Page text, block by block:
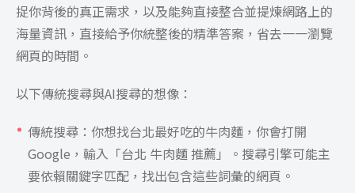
捉你背後的真正需求，以及能夠直接整合並提煉網路上的
海量資訊，直接給予你統整後的精準答案，省去一一瀏覽
網頁的時間。
以下傳統搜尋與AI搜尋的想像：
傳統搜尋：你想找台北最好吃的牛肉麵，你會打開
Google，輸入「台北 牛肉麵 推薦」。搜尋引擎可能主
要依賴關鍵字匹配，找出包含這些詞彙的網頁。